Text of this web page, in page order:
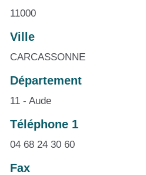
11000
Ville
CARCASSONNE
Département
11 - Aude
Téléphone 1
04 68 24 30 60
Fax